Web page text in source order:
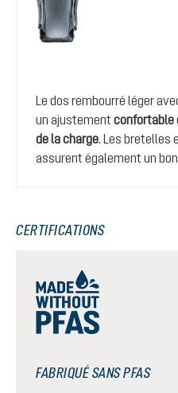
Le dos rembourré léger
un ajustement confortable
de la charge. Les bretelles
assurent également un
CERTIFICATIONS
FABRIQUÉ SANS PFAS